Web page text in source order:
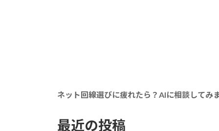
ネット回線選びに疲れたら？AIに相談してみ
最近の投稿